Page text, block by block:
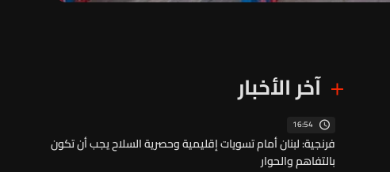
آخر الأخبار
16:54
فرنجية: لبنان أمام تسويات إقليمية وحصرية السلاح يجب أن تكون
بالتفاهم والحوار